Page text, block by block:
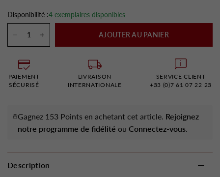
Disponibilité :4 exemplaires disponibles
AJOUTER AU PANIER
PAIEMENT
SÉCURISÉ
LIVRAISON
INTERNATIONALE
SERVICE CLIENT
+33 (0)7 61 07 22 23
Gagnez 153 Points en achetant cet article. Rejoignez
notre programme de fidélité ou Connectez-vous.
Description